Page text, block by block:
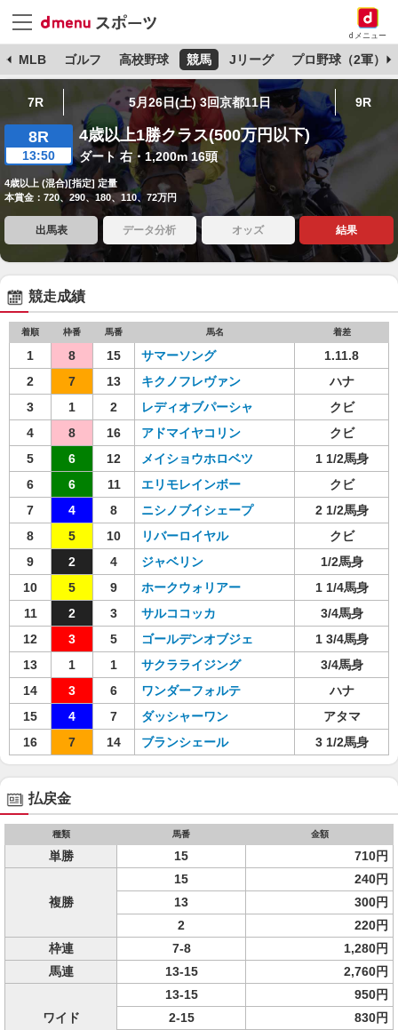
dメニュー
MLB ゴルフ 高校野球 競馬 Jリーグ プロ野球（2軍）
7R 5月26日(土) 3回京都11日 9R
8R
13:50
4歳以上1勝クラス(500万円以下)
ダート 右・1,200m 16頭
4歳以上 (混合)[指定] 定量
本賞金：720、290、180、110、72万円
出馬表 データ分析 オッズ 結果
競走成績
着順 枠番 馬番 馬名 着差
1 8 15 サマーソング
1.11.8
2
7 13 キクノフレヴァン
ハナ
3
1 2 レディオブパーシャ
クビ
4
8 16 アドマイヤコリン
クビ
5
6 12 メイショウホロベツ
1 1/2馬身
6
6 11 エリモレインボー
クビ
7
4 8 ニシノブイシェープ
2 1/2馬身
8
5 10 リバーロイヤル
クビ
9
2 4 ジャベリン
1/2馬身
10
5 9 ホークウォリアー
1 1/4馬身
11
2 3 サルココッカ
3/4馬身
12
3 5 ゴールデンオブジェ
1 3/4馬身
13
1 1 サクラライジング
3/4馬身
14
3 6 ワンダーフォルテ
ハナ
15
4 7 ダッシャーワン
アタマ
16
7 14 ブランシェール 3 1/2馬身
払戻金
種類 馬番 金額
単勝 15 710円
複勝
15
240円
13
300円
2
220円
枠連
7-8
1,280円
馬連
13-15 2,760円
ワイド
13-15
950円
2-15
830円